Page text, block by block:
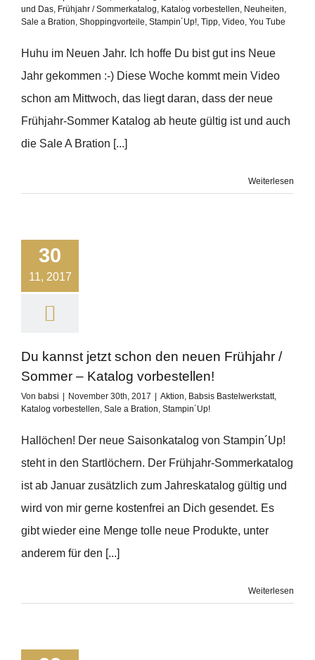
und Das, Frühjahr / Sommerkatalog, Katalog vorbestellen, Neuheiten,
Sale a Bration, Shoppingvorteile, Stampin´Up!, Tipp, Video, You Tube
Huhu im Neuen Jahr. Ich hoffe Du bist gut ins Neue
Jahr gekommen :-) Diese Woche kommt mein Video
schon am Mittwoch, das liegt daran, dass der neue
Frühjahr-Sommer Katalog ab heute gültig ist und auch
die Sale A Bration [...]
Weiterlesen
30
11, 2017
Du kannst jetzt schon den neuen Frühjahr /
Sommer – Katalog vorbestellen!
Von babsi November 30th, 2017 Aktion, Babsis Bastelwerkstatt,
Katalog vorbestellen, Sale a Bration, Stampin´Up!
Hallöchen! Der neue Saisonkatalog von Stampin´Up!
steht in den Startlöchern. Der Frühjahr-Sommerkatalog
ist ab Januar zusätzlich zum Jahreskatalog gültig und
wird von mir gerne kostenfrei an Dich gesendet. Es
gibt wieder eine Menge tolle neue Produkte, unter
anderem für den [...]
Weiterlesen